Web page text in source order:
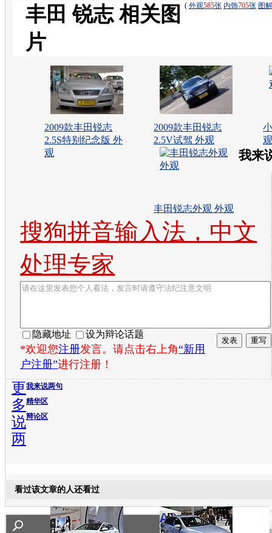
( 外观585张 内饰705张 图解
丰田 锐志 相关图
片
2009款丰田锐志
2.5S特别纪念版 外
观
2009款丰田锐志
2.5V试驾 外观
观
丰田锐志外观 外观
我来
搜狗拼音输入法，中文
处理专家
隐藏地址 设为辩论话题
*欢迎您注册发言。请点击右上角“新用
户注册”进行注册！
我来说两句
精华区
辩论区
更
多
说
两
看过该文章的人还看过